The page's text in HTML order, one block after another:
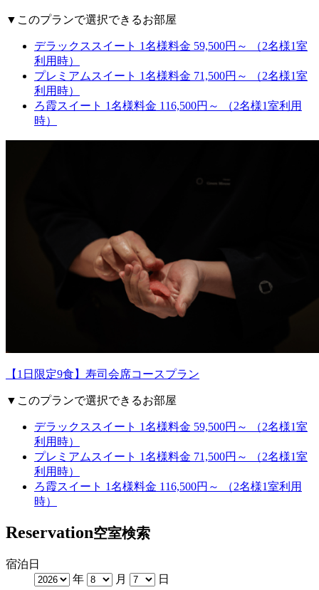
▼このプランで選択できるお部屋
デラックススイート 1名様料金 59,500円～ （2名様1室
利用時）
プレミアムスイート 1名様料金 71,500円～ （2名様1室
利用時）
ろ霞スイート 1名様料金 116,500円～ （2名様1室利用
時）
【1日限定9食】寿司会席コースプラン
▼このプランで選択できるお部屋
デラックススイート 1名様料金 59,500円～ （2名様1室
利用時）
プレミアムスイート 1名様料金 71,500円～ （2名様1室
利用時）
ろ霞スイート 1名様料金 116,500円～ （2名様1室利用
時）
Reservation空室検索
宿泊日
年
月 日